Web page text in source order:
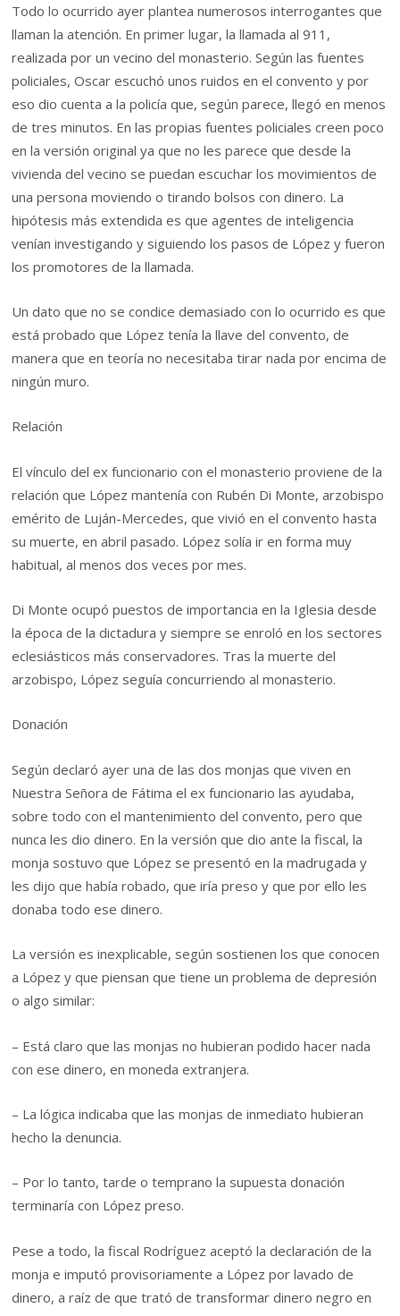
Todo lo ocurrido ayer plantea numerosos interrogantes que
llaman la atención. En primer lugar, la llamada al 911,
realizada por un vecino del monasterio. Según las fuentes
policiales, Oscar escuchó unos ruidos en el convento y por
eso dio cuenta a la policía que, según parece, llegó en menos
de tres minutos. En las propias fuentes policiales creen poco
en la versión original ya que no les parece que desde la
vivienda del vecino se puedan escuchar los movimientos de
una persona moviendo o tirando bolsos con dinero. La
hipótesis más extendida es que agentes de inteligencia
venían investigando y siguiendo los pasos de López y fueron
los promotores de la llamada.
Un dato que no se condice demasiado con lo ocurrido es que
está probado que López tenía la llave del convento, de
manera que en teoría no necesitaba tirar nada por encima de
ningún muro.
Relación
El vínculo del ex funcionario con el monasterio proviene de la
relación que López mantenía con Rubén Di Monte, arzobispo
emérito de Luján-Mercedes, que vivió en el convento hasta
su muerte, en abril pasado. López solía ir en forma muy
habitual, al menos dos veces por mes.
Di Monte ocupó puestos de importancia en la Iglesia desde
la época de la dictadura y siempre se enroló en los sectores
eclesiásticos más conservadores. Tras la muerte del
arzobispo, López seguía concurriendo al monasterio.
Donación
Según declaró ayer una de las dos monjas que viven en
Nuestra Señora de Fátima el ex funcionario las ayudaba,
sobre todo con el mantenimiento del convento, pero que
nunca les dio dinero. En la versión que dio ante la fiscal, la
monja sostuvo que López se presentó en la madrugada y
les dijo que había robado, que iría preso y que por ello les
donaba todo ese dinero.
La versión es inexplicable, según sostienen los que conocen
a López y que piensan que tiene un problema de depresión
o algo similar:
– Está claro que las monjas no hubieran podido hacer nada
con ese dinero, en moneda extranjera.
– La lógica indicaba que las monjas de inmediato hubieran
hecho la denuncia.
– Por lo tanto, tarde o temprano la supuesta donación
terminaría con López preso.
Pese a todo, la fiscal Rodríguez aceptó la declaración de la
monja e imputó provisoriamente a López por lavado de
dinero, a raíz de que trató de transformar dinero negro en